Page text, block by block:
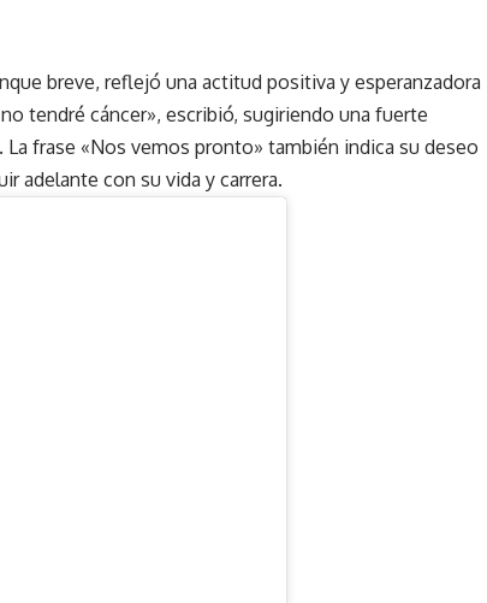
breve, reflejó una actitud positiva y esperanzadora
tendré cáncer», escribió, sugiriendo una fuerte
frase «Nos vemos pronto» también indica su deseo
adelante con su vida y carrera.